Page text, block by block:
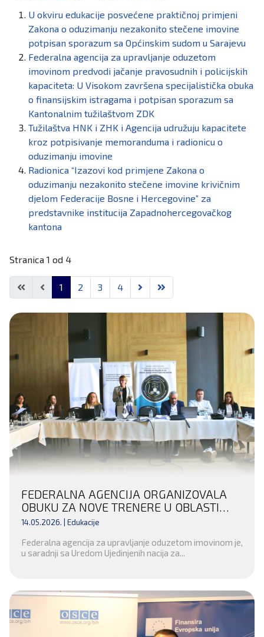
U okviru edukacije posvećene praktičnoj primjeni
Zakona o oduzimanju nezakonito stečene imovine
potpisan sporazum sa Općinskim sudom u Sarajevu
Federalna agencija za upravljanje oduzetom
imovinom predvodi jačanje pravosudnih i policijskih
kapaciteta: U Visokom završena specijalistička obuka
o finansijskim istragama i potpisan sporazum sa
Kantonalnim tužilaštvom ZDK
Tužilaštva HNK i ZHK i Agencija udružuju kapacitete
kroz potpisivanje memoranduma i radionicu o
oduzimanju imovine
Radionica “Izazovi kod primjene Zakona o
oduzimanju nezakonito stečene imovine krivičnim
djelom Federacije Bosne i Hercegovine” za
predstavnike institucija Zapadnohercegovačkog
kantona
Stranica 1 od 4
1 2 3 4
FEDERALNA AGENCIJA ORGANIZOVALA
OBUKU ZA NOVE TRENERE U OBLASTI
FINANSIJSKIH ISTRAGA I ODUZIMANJA
14.05.2026. | Edukacije
Federalna agencija za upravljanje oduzetom imovinom je,
u saradnji sa Uredom Ujedinjenih nacija za...